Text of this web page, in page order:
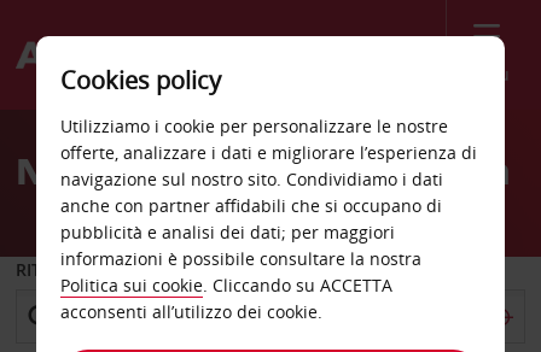
Menù
Welcome
AvisNoleggio auto Walla Walla
RITIRO DA
Cookies policy
Utilizziamo i cookie per personalizzare le nostre
offerte, analizzare i dati e migliorare l’esperienza di
navigazione sul nostro sito. Condividiamo i dati
anche con partner affidabili che si occupano di
pubblicità e analisi dei dati; per maggiori
informazioni è possibile consultare la nostra
Politica sui cookie. Cliccando su ACCETTA
acconsenti all’utilizzo dei cookie.